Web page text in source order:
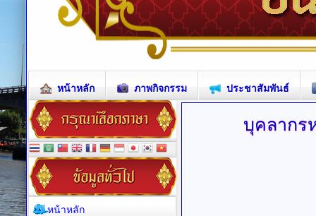
หน้าหลัก ภาพกิจกรรม ประชาสัมพันธ์
บุคลากร
หน้าหลัก